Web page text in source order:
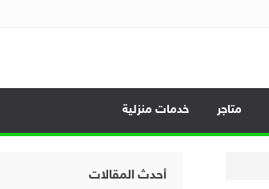
متاجر خدمات منزلية
أحدث المقالات